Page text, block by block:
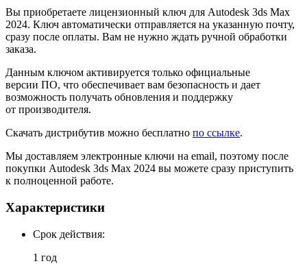
Вы приобретаете лицензионный ключ для Autodesk 3ds Max
2024. Ключ автоматически отправляется на указанную почту,
сразу после оплаты. Вам не нужно ждать ручной обработки
заказа.
Данным ключом активируется только официальные
версии ПО, что обеспечивает вам безопасность и дает
возможность получать обновления и поддержку
от производителя.
Скачать дистрибутив можно бесплатно по ссылке.
Мы доставляем электронные ключи на email, поэтому после
покупки Autodesk 3ds Max 2024 вы можете сразу приступить
к полноценной работе.
Характеристики
Cрок действия:
1 год